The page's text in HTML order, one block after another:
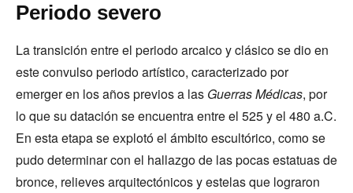
Periodo severo
La transición entre el periodo arcaico y clásico se dio en
este convulso periodo artístico, caracterizado por
emerger en los años previos a las Guerras Médicas, por
lo que su datación se encuentra entre el 525 y el 480 a.C.
En esta etapa se explotó el ámbito escultórico, como se
pudo determinar con el hallazgo de las pocas estatuas de
bronce, relieves arquitectónicos y estelas que lograron